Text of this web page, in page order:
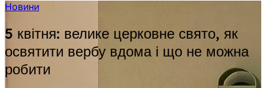
Новини
5 квітня: велике церковне свято, як
освятити вербу вдома і що не можна
робити